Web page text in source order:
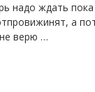
надо ждать
а
верю …